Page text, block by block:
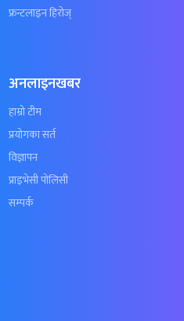
फ्रन्टलाइन हिरोज्
अनलाइनखबर
हाम्रो टीम
प्रयोगका सर्त
विज्ञापन
प्राइभेसी पोलिसी
सम्पर्क